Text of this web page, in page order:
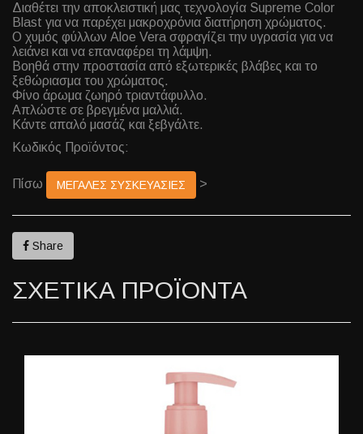
Διαθέτει την αποκλειστική μας τεχνολογία Supreme Color
Blast για να παρέχει μακροχρόνια διατήρηση χρώματος.
Ο χυμός φύλλων Aloe Vera σφραγίζει την υγρασία για να
λειάνει και να επαναφέρει τη λάμψη.
Βοηθά στην προστασία από εξωτερικές βλάβες και το
ξεθώριασμα του χρώματος.
Φίνο άρωμα ζωηρό τριαντάφυλλο.
Απλώστε σε βρεγμένα μαλλιά.
Kάντε απαλό μασάζ και ξεβγάλτε.
Κωδικός Προϊόντος:
Πίσω ΜΕΓΑΛΕΣ ΣΥΣΚΕΥΑΣΙΕΣ >
Share
ΣΧΕΤΙΚΑ ΠΡΟΪΟΝΤΑ